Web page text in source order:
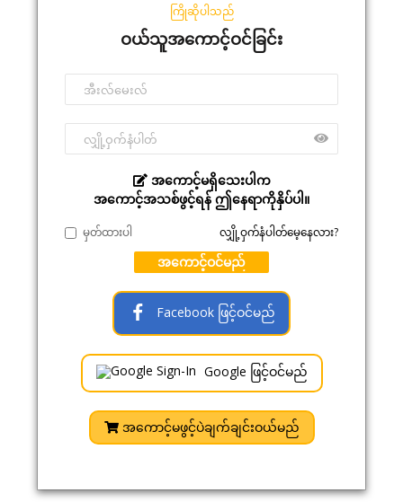
ကြိုဆိုပါသည်
ဝယ်သူအကောင့်ဝင်ခြင်း
အကောင့်မရှိသေးပါက
အကောင့်အသစ်ဖွင့်ရန် ဤနေရာကိုနှိပ်ပါ။
မှတ်ထားပါ လျှို့ဝှက်နံပါတ်မေ့နေလား?
အကောင့်ဝင်မည်
Facebook ဖြင့်ဝင်မည်
Google ဖြင့်ဝင်မည်
အကောင့်မဖွင့်ပဲချက်ချင်းဝယ်မည်